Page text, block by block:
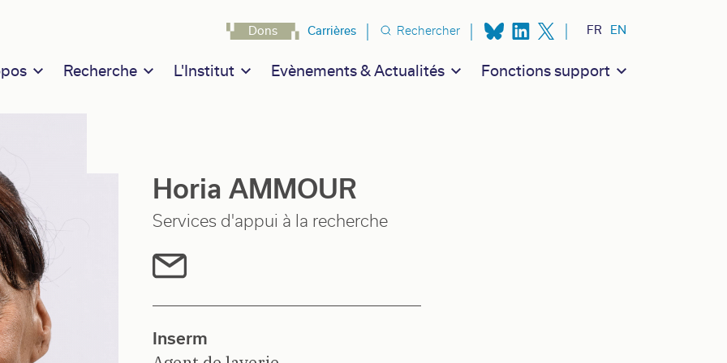
navigation
Recherche L'Institut Evènements & Actualités Fonctions support
Navigation secondaire
Dons Carrières Rechercher FR EN
Horia AMMOUR
Services d'appui à la recherche
Inserm